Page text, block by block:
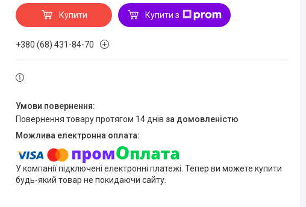
Купити Купити з
+380 (68) 431-84-70
повернення товару протягом 14 днів за домовленістю
У компанії підключені електронні платежі. Тепер ви можете купити
будь-який товар не покидаючи сайту.